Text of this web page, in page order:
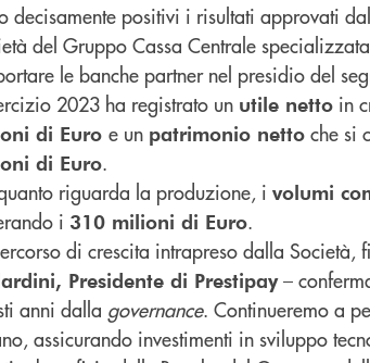
decisamente positivi i risultati approvati
del Gruppo Cassa Centrale
le banche partner nel presidio del
2023 ha registrato un utile netto in
di Euro e un patrimonio netto che si
di Euro.
riguarda la produzione, i volumi
i 310 milioni di Euro.
di crescita intrapreso dalla
Presidente di Prestipay–
anni dalla governance. Continueremo a
assicurando investimenti in sviluppo